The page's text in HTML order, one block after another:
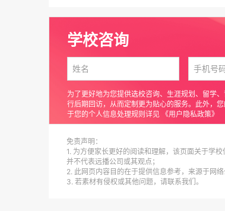
学校咨询
为了更好地为您提供选校咨询、生涯规划、留学
行后期回访，从而定制更为贴心的服务。此外，
于您的个人信息处理规则详见 《用户隐私政策》
免责声明：
1. 为方便家长更好的阅读和理解，该页面关于学
并不代表远播公司或其观点；
2. 此网页内容目的在于提供信息参考，来源于网
3. 若素材有侵权或其他问题，请联系我们。